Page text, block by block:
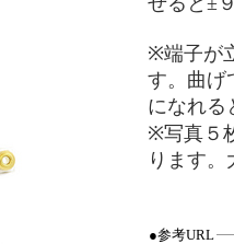
※端子が
す。曲げ
になれる
※写真５
ります
●参考URL